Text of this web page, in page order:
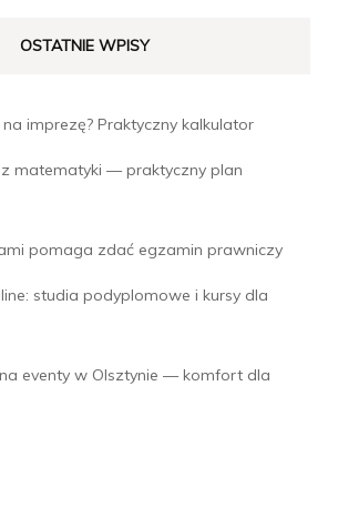
OSTATNIE WPISY
imprezę? Praktyczny kalkulator
matematyki — praktyczny plan
pomaga zdać egzamin prawniczy
studia podyplomowe i kursy dla
eventy w Olsztynie — komfort dla